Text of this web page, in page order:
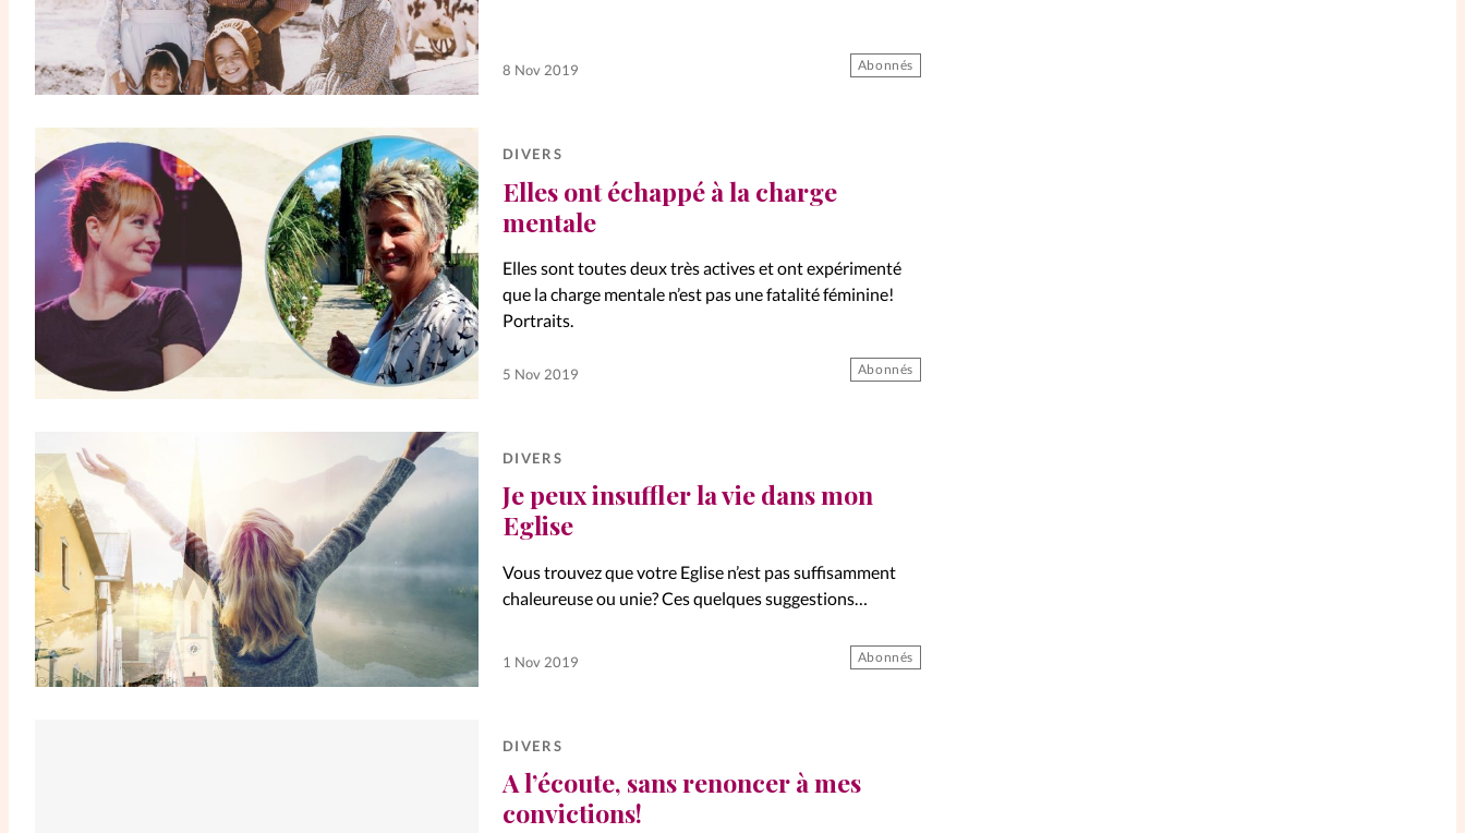
8 Nov 2019 Abonnés
DIVERS
Elles ont échappé à la charge
mentale
Elles sont toutes deux très actives et ont expérimenté
que la charge mentale n’est pas une fatalité féminine!
Portraits.
5 Nov 2019 Abonnés
DIVERS
Je peux insuffler la vie dans mon
Eglise
Vous trouvez que votre Eglise n’est pas suffisamment
chaleureuse ou unie? Ces quelques suggestions
1 Nov 2019 Abonnés
DIVERS
A l’écoute, sans renoncer à mes
convictions!